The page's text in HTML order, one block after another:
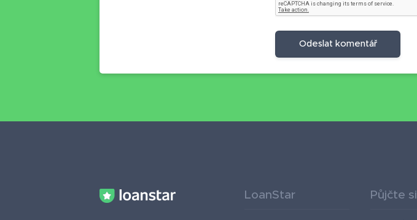
Odeslat komentář
LoanStar Půjčte si